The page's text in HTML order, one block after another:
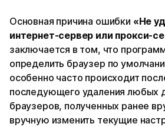
Основная причина ошибки «Не
интернет-сервер или прокси-
заключается в том, что
определить браузер по
особенно часто происходит
последующего удаления любых
браузеров, полученных ранее
вручную изменить текущие